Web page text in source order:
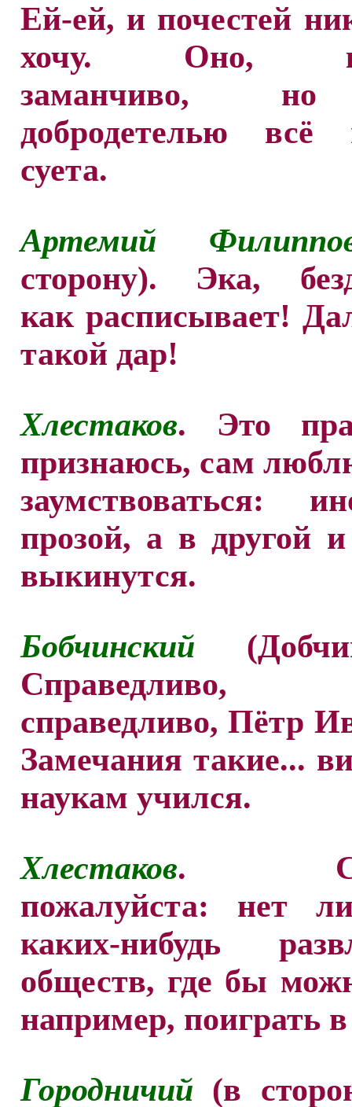
Ей-ей, и почестей
хочу. Оно,
заманчиво,
добродетелью
суета.
Артемий
сторону). Эка,
как расписывает!
такой дар!
Хлестаков. Это
признаюсь, сам
заумствоваться:
прозой, а в другой
выкинутся.
Бобчинский
справедливо, Пётр
Замечания такие...
наукам учился.
Хлестаков.
пожалуйста: нет
каких-нибудь
обществ, где бы
например, поиграть
Городничий (в